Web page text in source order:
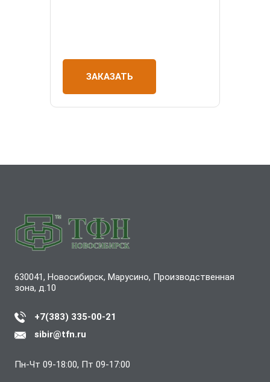
ЗАКАЗАТЬ
630041, Новосибирск, Марусино, Производственная
зона, д.10
+7(383) 335-00-21
sibir@tfn.ru
Пн-Чт 09-18:00, Пт 09-17:00